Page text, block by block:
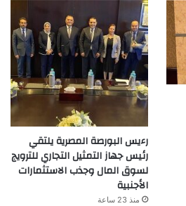
رءيس البورصة المصرية يلتقي
رئيس جهاز التمثيل التجاري للترويج
لسوق المال وجذب الاستثمارات
الأجنبية
منذ 23 ساعة